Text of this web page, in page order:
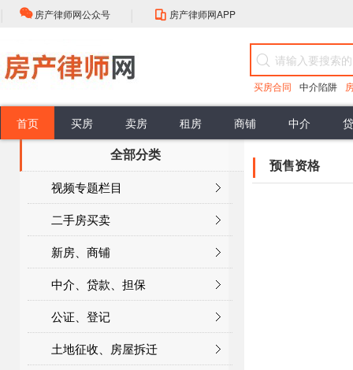
房产律师网公众号 房产律师网APP
买房合同 中介陷阱
首页 买房
买卖合同效力 无效买卖合同
面积误差 面积误差 共有部分
卖房
谈判 签约前准备
租房 商铺 中介
佣金标准 权利与义务 合同性质 委托合同
担保贷款 销售抵押 办理抵押
公证类型
登记注意
政策解读 头条资讯 房产律师
行业动态
全部分类
视频专题栏目
二手房买卖
新房、商铺
中介、贷款、担保
公证、登记
土地征收、房屋拆迁
预售资格